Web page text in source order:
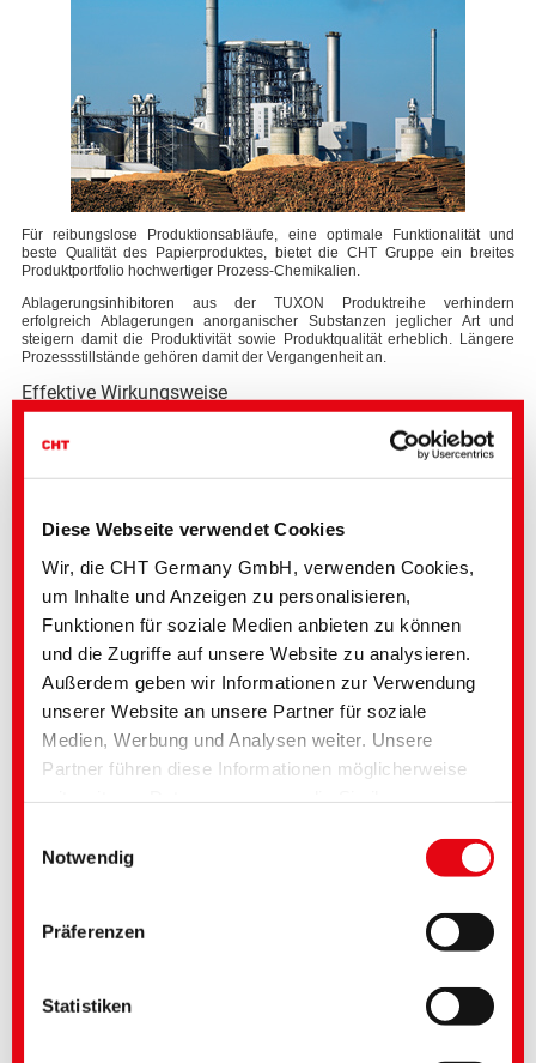
Diese Webseite verwendet Cookies
Wir, die CHT Germany GmbH, verwenden Cookies,
um Inhalte und Anzeigen zu personalisieren,
Funktionen für soziale Medien anbieten zu können
und die Zugriffe auf unsere Website zu analysieren.
Außerdem geben wir Informationen zur Verwendung
unserer Website an unsere Partner für soziale
Medien, Werbung und Analysen weiter. Unsere
Partner führen diese Informationen möglicherweise
Nutzung der Dienste gesammelt wurden. Sie geben
Einwilligung zu unseren Cookies, wenn Sie unsere
Webseite weiterhin nutzen. Bei einigen verwendeten
Diensten besteht die Möglichkeit, dass Daten in die
werden. Die USA gelten nach aktueller Rechtslage als
Notwendig
Präferenzen
Statistiken
Für reibungslose Produktionsabläufe, eine optimale Funktionalität und
beste Qualität des Papierproduktes, bietet die CHT Gruppe ein breites
Produktportfolio hochwertiger Prozess-Chemikalien.
Ablagerungsinhibitoren aus der TUXON Produktreihe verhindern
erfolgreich Ablagerungen anorganischer Substanzen jeglicher Art und
steigern damit die Produktivität sowie Produktqualität erheblich. Längere
Prozessstillstände gehören damit der Vergangenheit an.
Effektive Wirkungsweise
Belagsinhibitoren werden Ablagerungen sehr effektiv unterbunden.
Spezielle Polymere inhibieren dabei die Agglomeration und Wachstum von
Kristallen. In Folge der modifizierten Kristalloberfläche können die
Anwendungsbereiche von TUXON ETC
Zellstoffkochung
Zellstoffbleiche
Wasserbehandlung
Individuelle Lösungen
Konstante Produktqualität über die gesamte Laufzeit
Energiekosteneinsparung